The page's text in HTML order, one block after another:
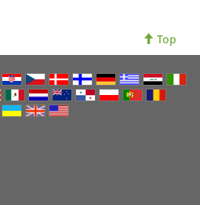
Top